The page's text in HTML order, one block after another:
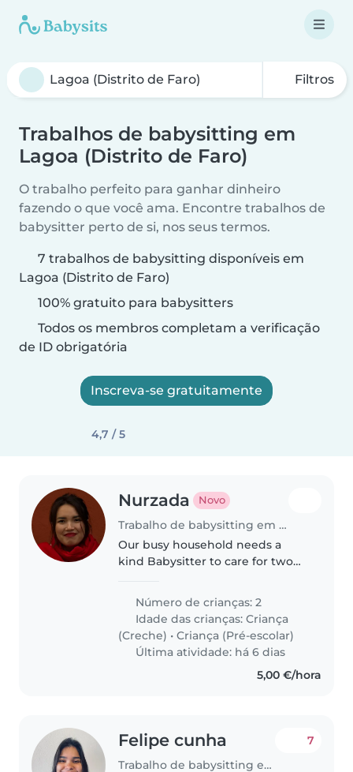
Filtros
Trabalhos de babysitting em
Lagoa (Distrito de Faro)
O trabalho perfeito para ganhar dinheiro
fazendo o que você ama. Encontre trabalhos de
babysitter perto de si, nos seus termos.
7 trabalhos de babysitting disponíveis em
Lagoa (Distrito de Faro)
100% gratuito para babysitters
Todos os membros completam a verificação
de ID obrigatória
Inscreva-se gratuitamente
4,7 / 5
Nurzada Novo
Trabalho de babysitting em Lagoa (Distrito de Faro)
Our busy household needs a
kind Babysitter to care for two
preschooler. Must speak English
and Portuguese, be great with
cooking, and bring plenty of..
Número de crianças: 2
Idade das crianças:Criança
(Creche) •Criança (Pré-escolar)
Última atividade: há 6 dias
5,00 €/hora
Felipe cunha
Trabalho de babysitting em Lagoa (Distrito de Faro)
7